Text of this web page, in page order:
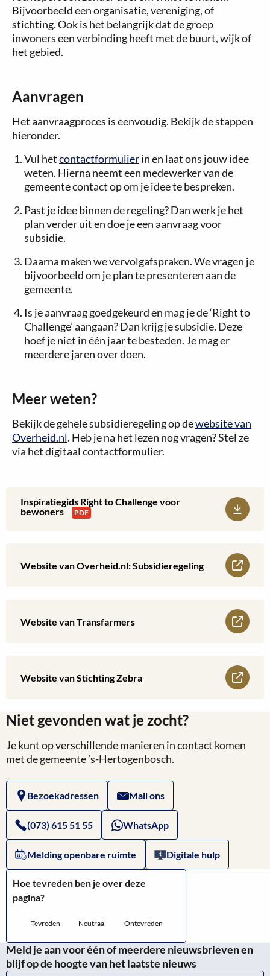
Bijvoorbeeld een organisatie, vereniging, of
stichting. Ook is het belangrijk dat de groep
inwoners een verbinding heeft met de buurt, wijk of
het gebied.
Aanvragen
Het aanvraagproces is eenvoudig. Bekijk de stappen
hieronder.
Vul hetcontactformulierin en laat ons jouw idee
weten. Hierna neemt een medewerker van de
gemeente contact op om je idee te bespreken.
Past je idee binnen de regeling? Dan werk je het
plan verder uit en doe je een aanvraag voor
subsidie.
Daarna maken we vervolgafspraken. We vragen je
bijvoorbeeld om je plan te presenteren aan de
gemeente.
Is je aanvraag goedgekeurd en mag je de ‘Right to
Challenge’ aangaan? Dan krijg je subsidie. Deze
hoef je niet in één jaar te besteden. Je mag er
meerdere jaren over doen.
Meer weten?
Bekijk de gehele subsidieregeling op dewebsite van
Overheid.nl. Heb je na het lezen nog vragen? Stel ze
via het digitaal contactformulier.
Inspiratiegids Right to Challenge voor
bewoners
PDF
Download:
voor
Website van Overheid.nl: Subsidieregeling
Lees
Overheid.nl:
Website van Transfarmers
Lees
van
Transfarmers
Website van Stichting Zebra
Lees
over
Website
Stichting
Zebra
Niet gevonden wat je zocht?
Je kunt op verschillende manieren in contact komen
met de gemeente ’s-Hertogenbosch.
Bezoekadressen Mail ons
(073) 615 51 55 WhatsApp
Melding openbare ruimte Digitale hulp
Hoe tevreden ben je over deze
pagina?
Tevreden Neutraal Ontevreden
Meld je aan voor één of meerdere nieuwsbrieven en
blijf op de hoogte van het laatste nieuws